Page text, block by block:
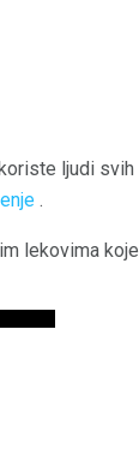
ljudi svih
.
lekovima koje